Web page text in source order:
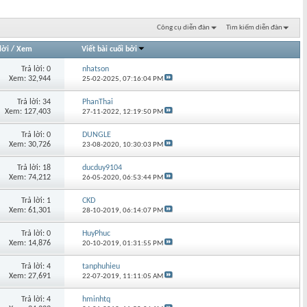
Công cụ diễn đàn Tìm kiếm diễn đàn
/ Xem Viết bài cuối bởi
Trả lời: 0
Xem: 32,944
nhatson
25-02-2025,07:16:04 PM
Trả lời: 34
Xem: 127,403
PhanThai
27-11-2022, 12:19:50 PM
Trả lời: 0
Xem: 30,726
DUNGLE
23-08-2020, 10:30:03 PM
Trả lời: 18
Xem: 74,212
ducduy9104
26-05-2020,06:53:44 PM
Trả lời: 1
Xem: 61,301
CKD
28-10-2019,06:14:07 PM
Trả lời: 0
Xem: 14,876
HuyPhuc
20-10-2019,01:31:55 PM
Trả lời: 4
Xem: 27,691
tanphuhieu
22-07-2019, 11:11:05 AM
Trả lời: 4
hminhtq